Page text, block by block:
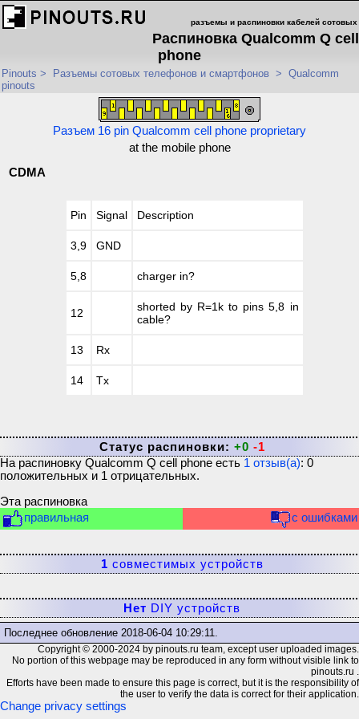
разъемы и распиновки кабелей сотовых
Распиновка Qualcomm Q cell
phone
Pinouts > Разъемы сотовых телефонов и смартфонов > Qualcomm
pinouts
Разъем 16 pin Qualcomm cell phone proprietary
at the mobile phone
CDMA
Pin Signal Description
3,9 GND
5,8 charger in?
12
shorted by R=1k to pins 5,8 in
cable?
13 Rx
14 Tx
Статус распиновки: +0 -1
На распиновку Qualcomm Q cell phone есть 1 отзыв(а): 0
положительных и 1 отрицательных.
Эта распиновка
правильная
с ошибками
1 совместимых устройств
Нет DIY устройств
Последнее обновление 2018-06-04 10:29:11.
Copyright © 2000-2024 by pinouts.ru team, except user uploaded images.
No portion of this webpage may be reproduced in any form without visible link to
pinouts.ru .
Efforts have been made to ensure this page is correct, but it is the responsibility of
the user to verify the data is correct for their application.
Change privacy settings